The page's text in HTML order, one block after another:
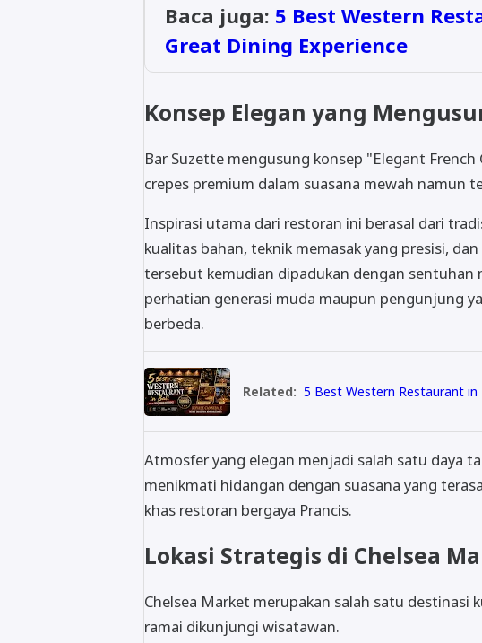
Baca juga: 5 Best Western
Great Dining Experience
Konsep Elegan yang
Bar Suzette mengusung konsep "Elegant
crepes premium dalam suasana mewah namun
Inspirasi utama dari restoran ini berasal dari
kualitas bahan, teknik memasak yang presisi,
tersebut kemudian dipadukan dengan sentuhan
perhatian generasi muda maupun pengunjung
berbeda.
Related: 5 Best Western Restaurant in
Atmosfer yang elegan menjadi salah satu daya
menikmati hidangan dengan suasana yang
khas restoran bergaya Prancis.
Lokasi Strategis di Chelsea
Chelsea Market merupakan salah satu destinasi
ramai dikunjungi wisatawan.